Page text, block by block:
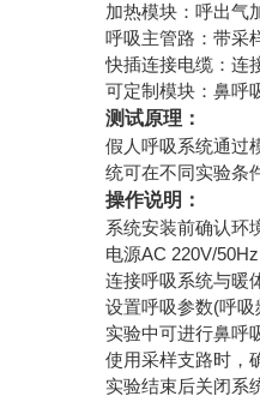
加热模块：呼出气
呼吸主管路：带采
快插连接电缆：连
可定制模块：鼻呼
测试原理：
假人呼吸系统通过
统可在不同实验条
操作说明：
系统安装前确认环
电源AC 220V/
连接呼吸系统与暖
设置呼吸参数(呼
实验中可进行鼻呼
使用采样支路时，
实验结束后关闭系